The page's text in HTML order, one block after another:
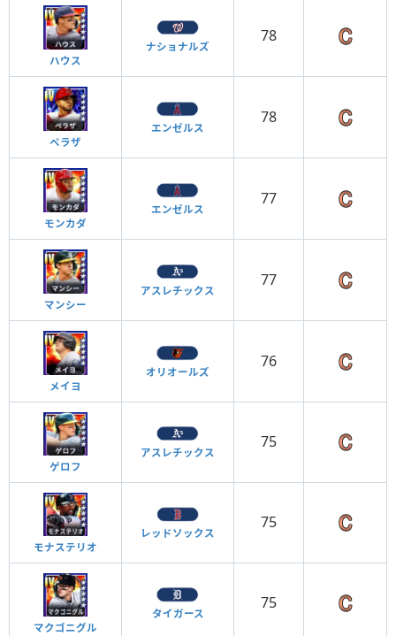
ハウス
ナショナルズ
78
ペラザ
エンゼルス
78
モンカダ
エンゼルス
77
マンシー
アスレチックス
77
メイヨ
オリオールズ
76
ゲロフ
アスレチックス
75
モナステリオ
レッドソックス
75
マクゴニグル
タイガース
75